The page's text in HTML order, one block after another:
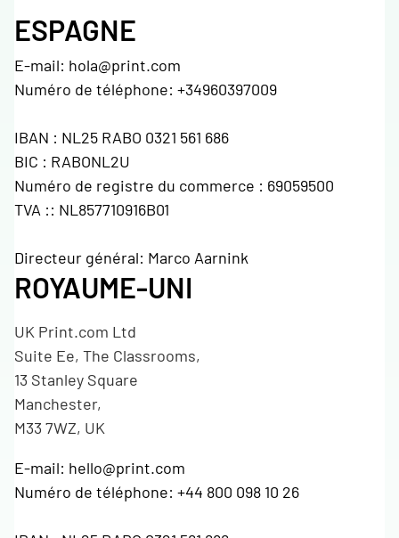
ESPAGNE
E-mail: hola@print.com
Numéro de téléphone: +34960397009
IBAN : NL25 RABO 0321 561 686
BIC : RABONL2U
Numéro de registre du commerce : 69059500
TVA :: NL857710916B01
Directeur général: Marco Aarnink
ROYAUME-UNI
UK Print.com Ltd
Suite Ee, The Classrooms,
13 Stanley Square
Manchester,
M33 7WZ, UK
E-mail: hello@print.com
Numéro de téléphone: +44 800 098 10 26